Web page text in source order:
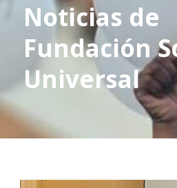
Noticias de
Fundación
Universal